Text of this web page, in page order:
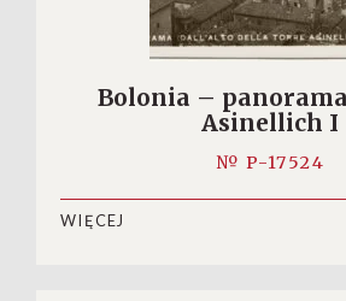
Bolonia –
Asinellich I
№ P-17524
WIĘCEJ